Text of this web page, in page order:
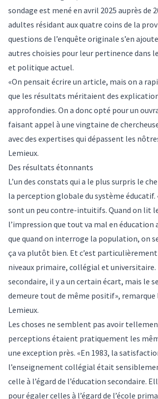
sondage est mené en avril 2025 auprès de
adultes résidant aux quatre coins de la
questions de l’enquête originale s’en
autres choisies pour leur pertinence dans
et politique actuel.
«On pensait écrire un article, mais on a
que les résultats méritaient des
approfondies. On a donc opté pour un
faisant appel à une vingtaine de
avec des expertises qui dépassent les
Lemieux.
Des résultats étonnants
L’un des constats qui a le plus surpris le
la perception globale du système éducatif.
sont un peu contre-intuitifs. Quand on lit
l’impression que tout va mal en éducation
que quand on interroge la population, on
ça va plutôt bien. Et c’est
niveaux primaire, collégial et universitaire.
secondaire, il y a un certain écart, mais le
demeure tout de même positif», remarque
Lemieux.
Les choses ne semblent pas avoir
perceptions étaient pratiquement les
une exception près. «En 1983, la
l’enseignement collégial était
celle à l’égard de l’éducation secondaire.
pour égaler celles à l’égard de l’école